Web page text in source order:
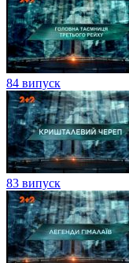
84 випуск
83 випуск